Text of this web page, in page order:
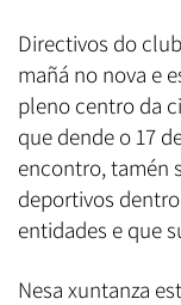
Directivos do
mañá no nova e
pleno centro da
que dende o 17
encontro, tamén
deportivos
entidades e que
Nesa xuntanza